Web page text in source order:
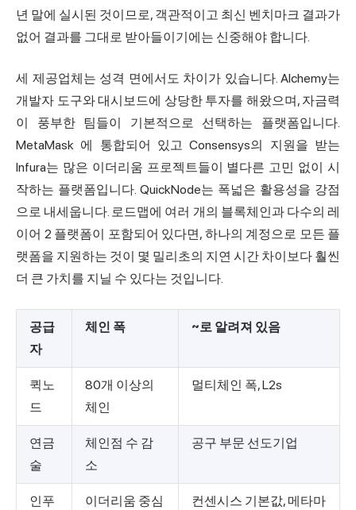
년 말에 실시된 것이므로, 객관적이고 최신 벤치마크 결과가
없어 결과를 그대로 받아들이기에는 신중해야 합니다.
세 제공업체는 성격 면에서도 차이가 있습니다. Alchemy는
개발자 도구와 대시보드에 상당한 투자를 해왔으며, 자금력
이 풍부한 팀들이 기본적으로 선택하는 플랫폼입니다.
MetaMask 에 통합되어 있고 Consensys의 지원을 받는
Infura는 많은 이더리움 프로젝트들이 별다른 고민 없이 시
작하는 플랫폼입니다. QuickNode는 폭넓은 활용성을 강점
으로 내세웁니다. 로드맵에 여러 개의 블록체인과 다수의 레
이어 2 플랫폼이 포함되어 있다면, 하나의 계정으로 모든 플
랫폼을 지원하는 것이 몇 밀리초의 지연 시간 차이보다 훨씬
더 큰 가치를 지닐 수 있다는 것입니다.
공급
자
체인 폭 ~로 알려져 있음
퀵노
드
80개 이상의
체인
멀티체인 폭, L2s
연금
술
체인점 수 감
소
공구 부문 선도기업
인푸
이더리움 중심
컨센시스 기본값, 메타마